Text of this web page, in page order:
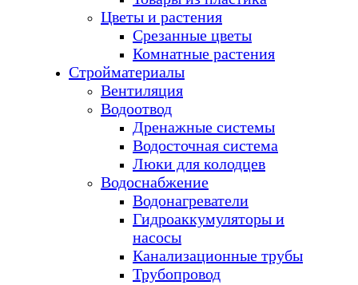
Цветы и растения
Срезанные цветы
Комнатные растения
Стройматериалы
Вентиляция
Водоотвод
Дренажные системы
Водосточная система
Люки для колодцев
Водоснабжение
Водонагреватели
Гидроаккумуляторы и
насосы
Канализационные трубы
Трубопровод